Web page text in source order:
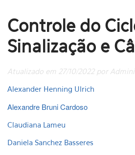
Controle do
Sinalização e
Atualizado em 27/10/2022 por
Alexander Henning Ulrich
Alexandre Bruni Cardoso
Claudiana Lameu
Daniela Sanchez Basseres